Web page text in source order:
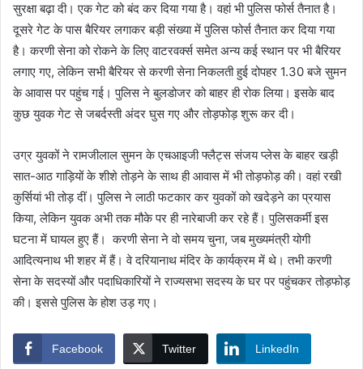
सुरक्षा बढ़ा दी। एक गेट को बंद कर दिया गया है। वहां भी पुलिस फोर्स तैनात है।
दूसरे गेट के पास बैरियर लगाकर बड़ी संख्या में पुलिस फोर्स तैनात कर दिया गया
है। करणी सेना को रोकने के लिए वाटरवर्क्स समेत अन्य कई स्थान पर भी बैरियर
लगाए गए, लेकिन सभी बैरियर से करणी सेना निकलती हुई दोपहर 1.30 बजे सुमन
के आवास पर पहुंच गई। पुलिस ने बुलडोजर को बाहर ही रोक लिया। इसके बाद
कुछ युवक गेट से जबर्दस्ती अंदर घुस गए और तोड़फोड़ शुरू कर दी।
उग्र युवकों ने रामजीलाल सुमन के एचआइजी फ्लैट्स संजय प्लेस के बाहर खड़ी
सात-आठ गाड़ियों के शीशे तोड़ने के साथ ही आवास में भी तोड़फोड़ की। वहां रखी
कुर्सियां भी तोड़ दीं। पुलिस ने लाठी फटकार कर युवकों को खदेड़ने का प्रयास
किया, लेकिन युवक अभी तक मौके पर ही नारेबाजी कर रहे हैं। पुलिसकर्मी इस
घटना में घायल हुए हैं। करणी सेना ने वो समय चुना, जब मुख्यमंत्री योगी
आदित्यनाथ भी शहर में हैं। वे दरियानाथ मंदिर के कार्यक्रम में थे। तभी करणी
सेना के सदस्यों और पदाधिकारियों ने राज्यसभा सदस्य के घर पर पहुंचकर तोड़फोड़
की। इससे पुलिस के होश उड़ गए।
Facebook Twitter LinkedIn